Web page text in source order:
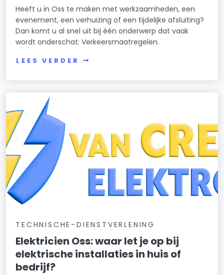
Heeft u in Oss te maken met werkzaamheden, een
evenement, een verhuizing of een tijdelijke afsluiting?
Dan komt u al snel uit bij één onderwerp dat vaak
wordt onderschat: Verkeersmaatregelen.
LEES VERDER
TECHNISCHE-DIENSTVERLENING
Elektricien Oss: waar let je op bij
elektrische installaties in huis of
bedrijf?